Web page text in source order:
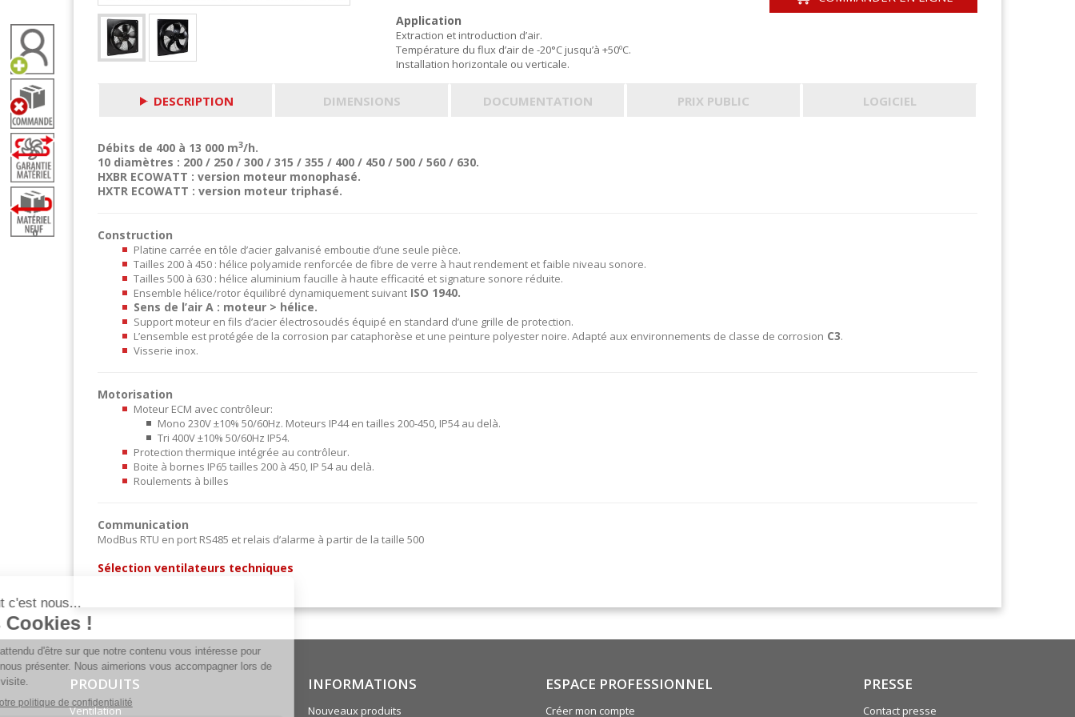
0
Application
Extraction et introduction d’air.
Température du flux d’air de -20°C jusqu’à +50ºC.
Installation horizontale ou verticale.
DESCRIPTION DIMENSIONS DOCUMENTATION PRIX PUBLIC LOGICIEL
Débits de 400 à 13 000 m3/h.
10 diamètres : 200 / 250 / 300 / 315 / 355 / 400 / 450 / 500 / 560 / 630.
HXBR ECOWATT : version moteur monophasé.
HXTR ECOWATT : version moteur triphasé.
Construction
Platine carrée en tôle d’acier galvanisé emboutie d’une seule pièce.
Tailles 200 à 450 : hélice polyamide renforcée de fibre de verre à haut rendement et faible niveau sonore.
Tailles 500 à 630 : hélice aluminium faucille à haute efficacité et signature sonore réduite.
Ensemble hélice/rotor équilibré dynamiquement suivant ISO 1940.
Sens de l’air A : moteur > hélice.
Support moteur en fils d’acier électrosoudés équipé en standard d’une grille de protection.
L’ensemble est protégée de la corrosion par cataphorèse et une peinture polyester noire. Adapté aux environnements de classe de corrosion C3.
Visserie inox.
Motorisation
Moteur ECM avec contrôleur:
Mono 230V ±10% 50/60Hz. Moteurs IP44 en tailles 200-450, IP54 au delà.
Tri 400V ±10% 50/60Hz IP54.
Protection thermique intégrée au contrôleur.
Boite à bornes IP65 tailles 200 à 450, IP 54 au delà.
Roulements à billes
Communication
ModBus RTU en port RS485 et relais d’alarme à partir de la taille 500
Sélection ventilateurs techniques
PRODUITS
Ventilation
INFORMATIONS
Nouveaux produits
ESPACE PROFESSIONNEL
Créer mon compte
PRESSE
Contact presse